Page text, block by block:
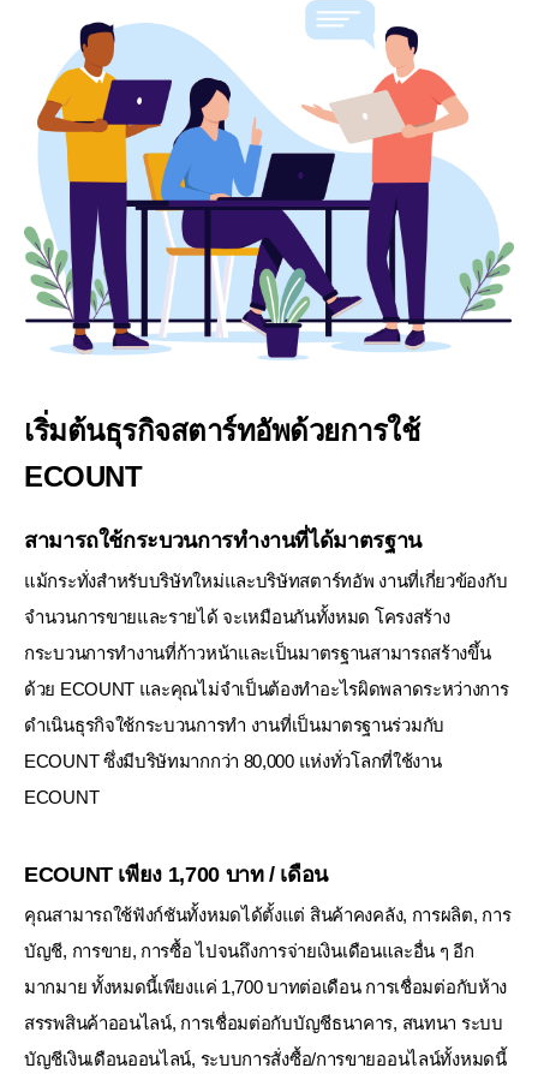
เริ่มต้นธุรกิจสตาร์ทอัพด้วยการใช้
ECOUNT
สามารถใช้กระบวนการทำงานที่ได้มาตรฐาน
แม้กระทั่งสำหรับบริษัทใหม่และบริษัทสตาร์ทอัพ งานที่เกี่ยวข้องกับ
จำนวนการขายและรายได้ จะเหมือนกันทั้งหมด โครงสร้าง
กระบวนการทำงานที่ก้าวหน้าและเป็นมาตรฐานสามารถสร้างขึ้น
ด้วย ECOUNT และคุณไม่จำเป็นต้องทำอะไรผิดพลาดระหว่างการ
ดำเนินธุรกิจใช้กระบวนการทำ งานที่เป็นมาตรฐานร่วมกับ
ECOUNT ซึ่งมีบริษัทมากกว่า 80,000 แห่งทั่วโลกที่ใช้งาน
ECOUNT
ECOUNT เพียง 1,700 บาท / เดือน
คุณสามารถใช้ฟังก์ชันทั้งหมดได้ตั้งแต่ สินค้าคงคลัง, การผลิต, การ
บัญชี, การขาย, การซื้อไปจนถึงการจ่ายเงินเดือนและอื่น ๆ อีก
มากมาย ทั้งหมดนี้เพียงแค่ 1,700 บาทต่อเดือนการเชื่อมต่อกับห้าง
สรรพสินค้าออนไลน์, การเชื่อมต่อกับบัญชีธนาคาร, สนทนา ระบบ
บัญชีเงินเดือนออนไลน์, ระบบการสั่งซื้อ/การขายออนไลน์ทั้งหมดนี้